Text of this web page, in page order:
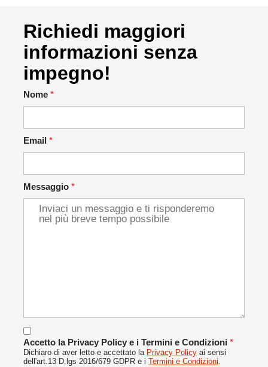
Richiedi maggiori
informazioni senza
impegno!
Nome *
Email *
Messaggio *
Accetto la Privacy Policy e i Termini e Condizioni *
Dichiaro di aver letto e accettato la Privacy Policy ai sensi
dell'art.13 D.lgs 2016/679 GDPR e i Termini e Condizioni.